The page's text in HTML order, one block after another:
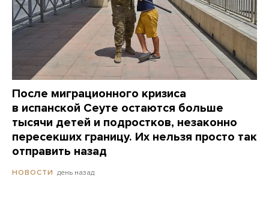
После миграционного кризиса
в испанской Сеуте остаются больше
тысячи детей и подростков, незаконно
пересекших границу. Их нельзя просто так
отправить назад
НОВОСТИ день назад